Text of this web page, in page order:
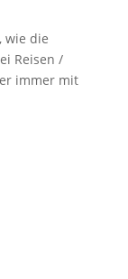
wie die
Reisen /
immer mit